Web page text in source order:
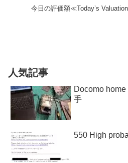
今日の評価額≪Today’s
人気記事
Docomo
手
550 High